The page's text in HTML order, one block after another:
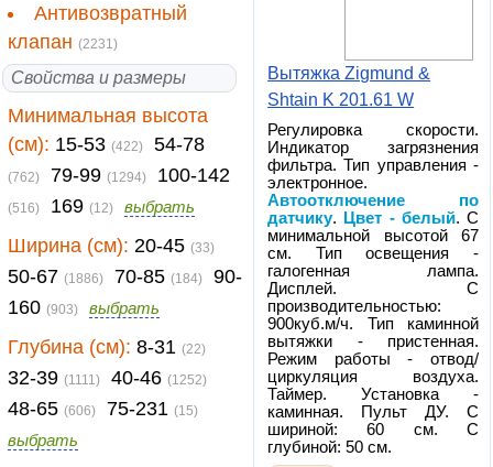
Антивозвратный
клапан (2231)
Свойства и размеры
Минимальная высота
(см): 15-53 (422) 54-78
(762) 79-99 (1294) 100-142
(516) 169 (12) выбрать
Ширина (см): 20-45 (33)
50-67 (1886) 70-85 (184)
90-
160 (903) выбрать
Глубина (см): 8-31 (22)
32-39 (1111) 40-46 (1252)
48-65 (606) 75-231 (15)
выбрать
Вытяжка Zigmund &
Shtain K 201.61 W
Регулировка скорости.
Индикатор загрязнения
фильтра. Тип управления -
электронное.
Автоотключение по
датчику. Цвет - белый. С
минимальной высотой 67
см. Тип освещения -
галогенная лампа.
Дисплей. С
производительностью:
900куб.м/ч. Тип каминной
вытяжки - пристенная.
Режим работы - отвод/
циркуляция воздуха.
Таймер. Установка -
каминная. Пульт ДУ. С
шириной: 60 см. С
глубиной: 50 см.